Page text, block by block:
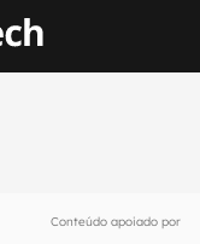
Conteúdo apoiado por
em primeira